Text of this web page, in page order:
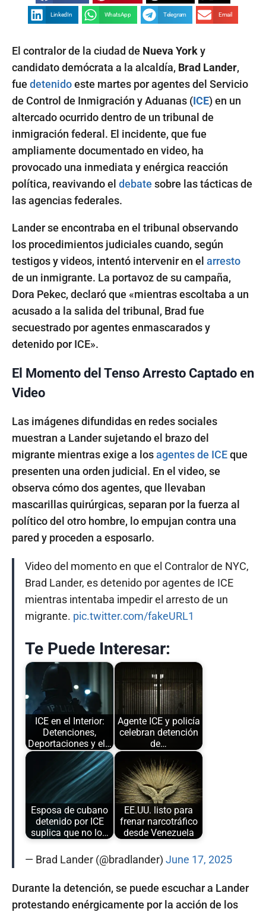
LinkedIn WhatsApp Telegram Email
El contralor de la ciudad de Nueva Yorky
candidato demócrata a la alcaldía, Brad Lander,
fue detenidoeste martes por agentes del Servicio
de Control de Inmigración y Aduanas (ICE) en un
altercado ocurrido dentro de un tribunal de
inmigración federal. El incidente, que fue
ampliamente documentado en video, ha
provocado una inmediata y enérgica reacción
política, reavivando el debate sobre las tácticas de
las agencias federales.
Lander se encontraba en el tribunal observando
los procedimientos judiciales cuando, según
testigos y videos, intentó intervenir en el arresto
de un inmigrante. La portavoz de su campaña,
Dora Pekec, declaró que «mientras escoltaba a un
acusado a la salida del tribunal, Brad fue
secuestrado por agentes enmascarados y
detenido por ICE».
El Momento del Tenso Arresto Captado en
Video
Las imágenes difundidas en redes sociales
muestran a Lander sujetando el brazo del
migrante mientras exige a losagentes de ICEque
presenten una orden judicial. En el video, se
observa cómo dos agentes, que llevaban
mascarillas quirúrgicas, separan por la fuerza al
político del otro hombre, lo empujan contra una
pared y proceden a esposarlo.
Video del momento en que el Contralor de NYC,
Brad Lander, es detenido por agentes de ICE
mientras intentaba impedir el arresto de un
migrante. pic.twitter.com/fakeURL1
Te Puede Interesar:
ICE en el Interior:
Detenciones,
Deportaciones y el…
Agente ICE y policía
celebran detención
de…
Esposa de cubano
detenido por ICE
suplica que no lo…
EE.UU. listo para
frenar narcotráfico
desde Venezuela
— Brad Lander (@bradlander) June 17, 2025
Durante la detención, se puede escuchar a Lander
protestando enérgicamente por la acción de los